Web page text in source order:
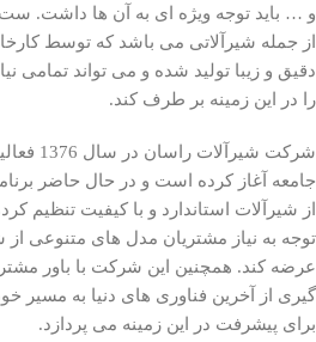
و … باید توجه ویژه ای به آن ها داشت.
از جمله شیرآلاتی می باشد که توسط
دقیق و زیبا تولید شده و می تواند تمامی
را در این زمینه بر طرف کند.
شرکت
جامعه آغاز کرده است و در حال حاضر
از شیرآلات استاندارد و با کیفیت تنظیم
توجه به نیاز مشتریان مدل های متنوعی از
عرضه کند. همچنین این شرکت با باور
گیری از آخرین فناوری های دنیا به مسیر
برای پیشرفت در این زمینه می پردازد.